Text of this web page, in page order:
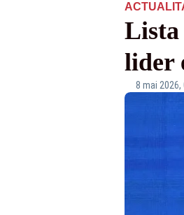
Lista
lider
8 mai 2026,